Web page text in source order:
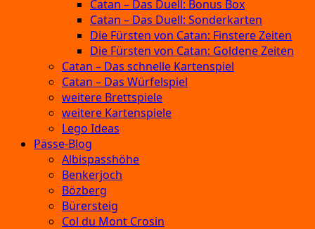
Catan – Das Duell: Bonus Box
Catan – Das Duell: Sonderkarten
Die Fürsten von Catan: Finstere Zeiten
Die Fürsten von Catan: Goldene Zeiten
Catan – Das schnelle Kartenspiel
Catan – Das Würfelspiel
weitere Brettspiele
weitere Kartenspiele
Lego Ideas
Pässe-Blog
Albispasshöhe
Benkerjoch
Bözberg
Bürersteig
Col du Mont Crosin